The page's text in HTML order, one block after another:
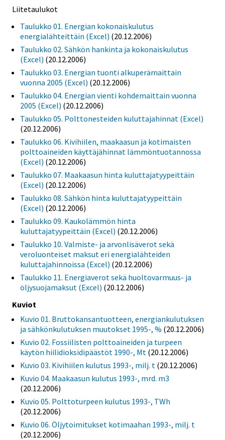
Liitetaulukot
Taulukko 01. Energian kokonaiskulutus
energialähteittäin (Excel) (20.12.2006)
Taulukko 02. Sähkön hankinta ja kokonaiskulutus
(Excel) (20.12.2006)
Taulukko 03. Energian tuonti alkuperämaittain
vuonna 2005 (Excel) (20.12.2006)
Taulukko 04. Energian vienti kohdemaittain vuonna
2005 (Excel) (20.12.2006)
Taulukko 05. Polttonesteiden kuluttajahinnat (Excel)
(20.12.2006)
Taulukko 06. Kivihiilen, maakaasun ja kotimaisten
polttoaineiden käyttäjähinnat lämmöntuotannossa
(Excel) (20.12.2006)
Taulukko 07. Maakaasun hinta kuluttajatyypeittäin
(Excel) (20.12.2006)
Taulukko 08. Sähkön hinta kuluttajatyypeittäin
(Excel) (20.12.2006)
Taulukko 09. Kaukolämmön hinta
kuluttajatyypeittäin (Excel) (20.12.2006)
Taulukko 10. Valmiste- ja arvonlisäverot sekä
veroluonteiset maksut eri energialähteiden
kuluttajahinnoissa (Excel) (20.12.2006)
Taulukko 11. Energiaverot sekä huoltovarmuus- ja
öljysuojamaksut (Excel) (20.12.2006)
Kuviot
Kuvio 01. Bruttokansantuotteen, energiankulutuksen
ja sähkönkulutuksen muutokset 1995-, % (20.12.2006)
Kuvio 02. Fossiilisten polttoaineiden ja turpeen
käytön hiilidioksidipäästöt 1990-, Mt (20.12.2006)
Kuvio 03. Kivihiilen kulutus 1993-, milj. t (20.12.2006)
Kuvio 04. Maakaasun kulutus 1993-, mrd. m3
(20.12.2006)
Kuvio 05. Polttoturpeen kulutus 1993-, TWh
(20.12.2006)
Kuvio 06. Öljytoimitukset kotimaahan 1993-, milj. t
(20.12.2006)